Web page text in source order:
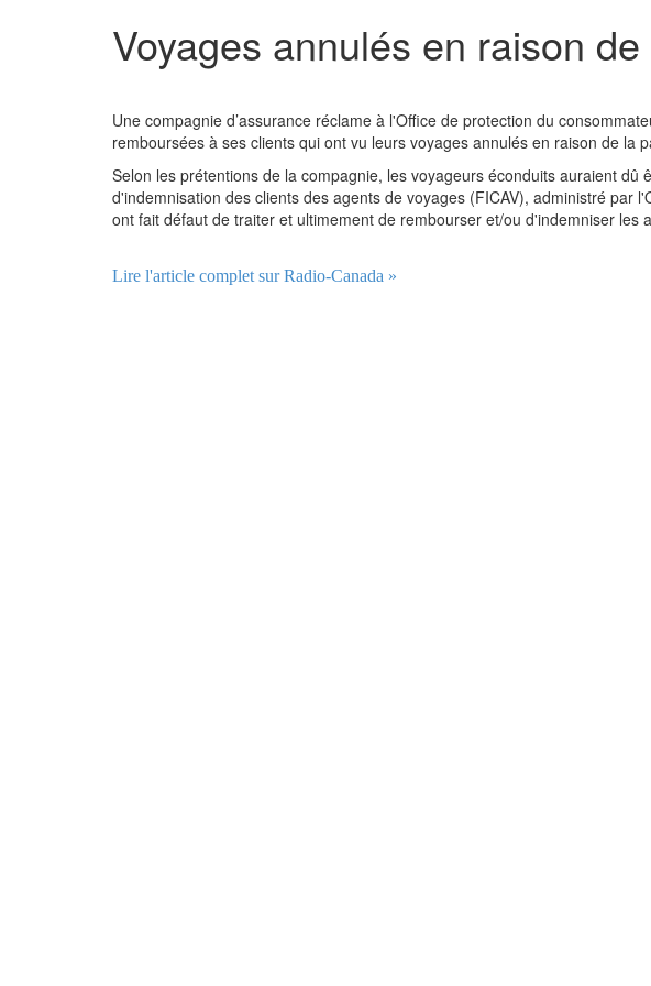
Voyages annulés en raison
Une compagnie d’assurance réclame à l'Office de protection du
remboursées à ses clients qui ont vu leurs voyages annulés en raison de la
Selon les prétentions de la compagnie, les voyageurs éconduits auraient
d'indemnisation des clients des agents de voyages (FICAV), administré par
ont fait défaut de traiter et ultimement de rembourser et/ou d'indemniser les
Lire l'article complet sur Radio-Canada »